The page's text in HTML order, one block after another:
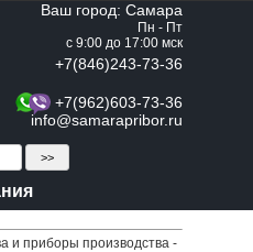
Ваш город: Самара
Пн - Пт
с 9:00 до 17:00 мск
+7(846)243-73-36
+7(962)603-73-36
info@samarapribor.ru
и приборы производства -